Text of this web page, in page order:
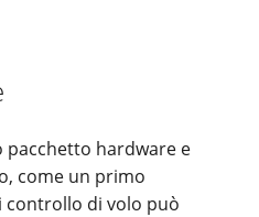
pacchetto hardware e
come un primo
controllo di volo può